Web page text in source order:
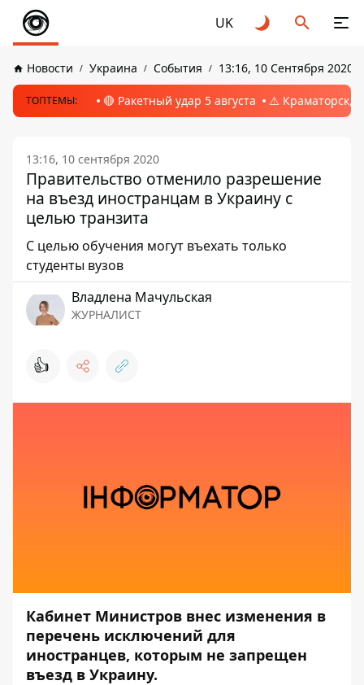
UK
Новости Украина События 13:16, 10 Сентября 2020
ТОПТЕМЫ: 🔴 Ракетный удар 5 августа ⚠️ Краматорск,
13:16, 10 сентября 2020
Правительство отменило разрешение
на въезд иностранцам в Украину с
целью транзита
С целью обучения могут въехать только
студенты вузов
Владлена Мачульская
ЖУРНАЛИСТ
👍
Кабинет Министров внес изменения в
перечень исключений для
иностранцев, которым не запрещен
въезд в Украину.